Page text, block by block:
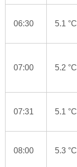
06:30 5.1 °C
07:00 5.2 °C
07:31 5.1 °C
08:00 5.3 °C